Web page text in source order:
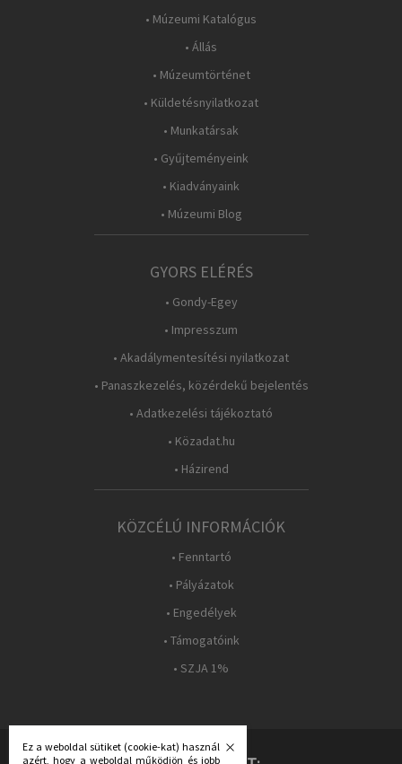
• Múzeumi Katalógus
• Állás
• Múzeumtörténet
• Küldetésnyilatkozat
• Munkatársak
• Gyűjteményeink
• Kiadványaink
• Múzeumi Blog
GYORS ELÉRÉS
• Gondy-Egey
• Impresszum
• Akadálymentesítési nyilatkozat
• Panaszkezelés, közérdekű bejelentés
• Adatkezelési tájékoztató
• Közadat.hu
• Házirend
KÖZCÉLÚ INFORMÁCIÓK
• Fenntartó
• Pályázatok
• Engedélyek
• Támogatóink
• SZJA 1%
Ez a weboldal sütiket (cookie-kat) használ
azért, hogy a weboldal működjön és jobb